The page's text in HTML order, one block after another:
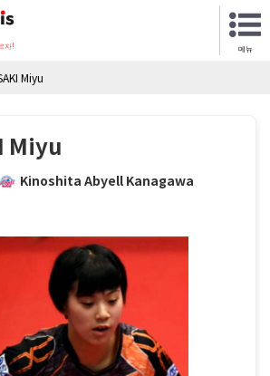
자!
메뉴
Miyu
Miyu
Kinoshita Abyell Kanagawa